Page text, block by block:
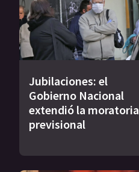
Jubilaciones: el
Gobierno Nacional
extendió la moratoria
previsional